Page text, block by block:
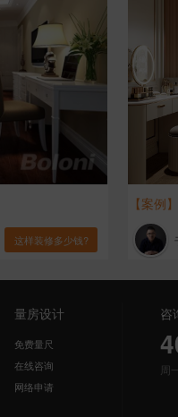
这样装修多少钱?
【案例】
量房设计
免费量尺
在线咨询
网络申请
咨
周